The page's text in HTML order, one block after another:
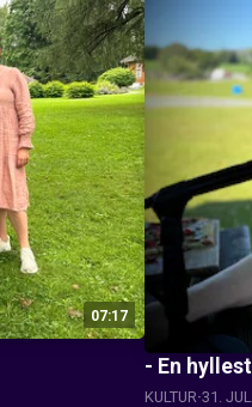
07:17
- En
KULTUR 31.